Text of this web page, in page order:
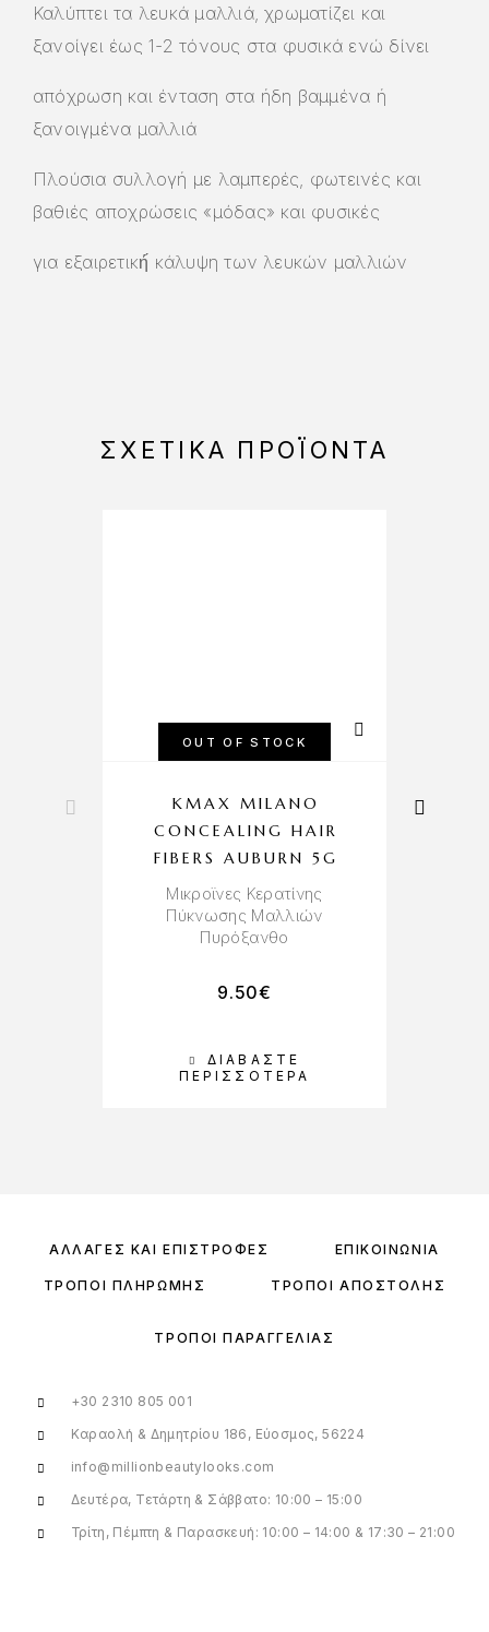
Καλύπτει τα λευκά μαλλιά, χρωματίζει και
ξανοίγει έως 1-2 τόνους στα φυσικά ενώ δίνει
απόχρωση και ένταση στα ήδη βαμμένα ή
ξανοιγμένα μαλλιά
Πλούσια συλλογή με λαμπερές, φωτεινές και
βαθιές αποχρώσεις «μόδας» και φυσικές
για εξαιρετική́ κάλυψη των λευκών μαλλιών
ΣΧΕΤΙΚΆ ΠΡΟΪΌΝΤΑ
OUT OF STOCK
ΔΙΑΒΆΣΤΕ
ΠΕΡΙΣΣΌΤΕΡΑ
KMAX MILANO
CONCEALING HAIR
FIBERS AUBURN 5G
Μικροϊνες Κερατίνης
Πύκνωσης Μαλλιών
Πυρόξανθο
9.50€
ΑΛΛΑΓΈΣ ΚΑΙ ΕΠΙΣΤΡΟΦΈΣ ΕΠΙΚΟΙΝΩΝΊΑ
ΤΡΌΠΟΙ ΠΛΗΡΩΜΉΣ ΤΡΌΠΟΙ ΑΠΟΣΤΟΛΉΣ
ΤΡΌΠΟΙ ΠΑΡΑΓΓΕΛΊΑΣ
+30 2310 805 001
Καραολή & Δημητρίου 186, Εύοσμος, 56224
info@millionbeautylooks.com
Δευτέρα, Τετάρτη & Σάββατο: 10:00 – 15:00
Τρίτη, Πέμπτη & Παρασκευή: 10:00 – 14:00 & 17:30 – 21:00